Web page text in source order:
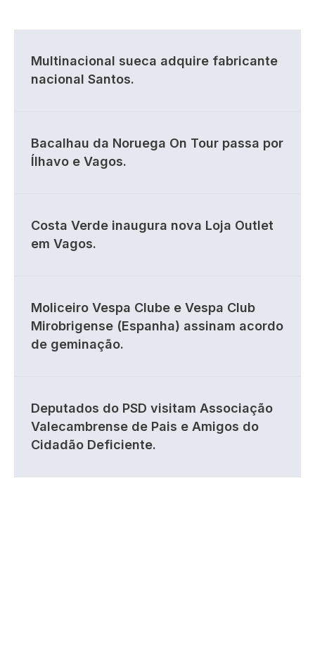
Multinacional sueca adquire fabricante
nacional Santos.
Bacalhau da Noruega On Tour passa por
Ílhavo e Vagos.
Costa Verde inaugura nova Loja Outlet
em Vagos.
Moliceiro Vespa Clube e Vespa Club
Mirobrigense (Espanha) assinam acordo
de geminação.
Deputados do PSD visitam Associação
Valecambrense de Pais e Amigos do
Cidadão Deficiente.